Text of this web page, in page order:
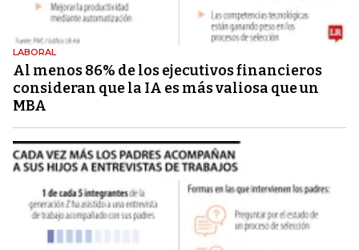
LABORAL
Al menos 86% de los ejecutivos financieros
consideran que la IA es más valiosa que un
MBA